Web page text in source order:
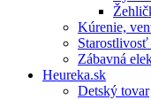
Kúrenie,
Zábavná
Heureka.sk
Detský tovar